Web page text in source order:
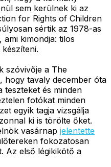
sem kerülnek ki az
for Rights of Children
sértik az 1978-as
kimondja: tilos
szóvivője a The
hogy tavaly december óta
teszteket és minden
fotókat minden
egyik tagja vizsgálja
ki is törölte őket.
vasárnap jelentette
fokozatosan
Az első légikikötő a